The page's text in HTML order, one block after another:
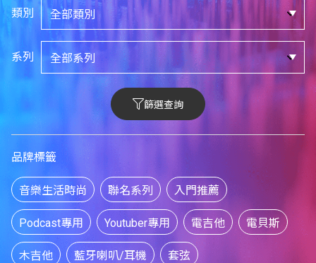
類別
系列
篩選查詢
品牌標籤
音樂生活時尚 聯名系列 入門推薦
Podcast專用 Youtuber專用 電吉他 電貝斯
木吉他 藍牙喇叭/耳機 套弦